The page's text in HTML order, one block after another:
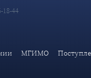
18-44
МГИМО